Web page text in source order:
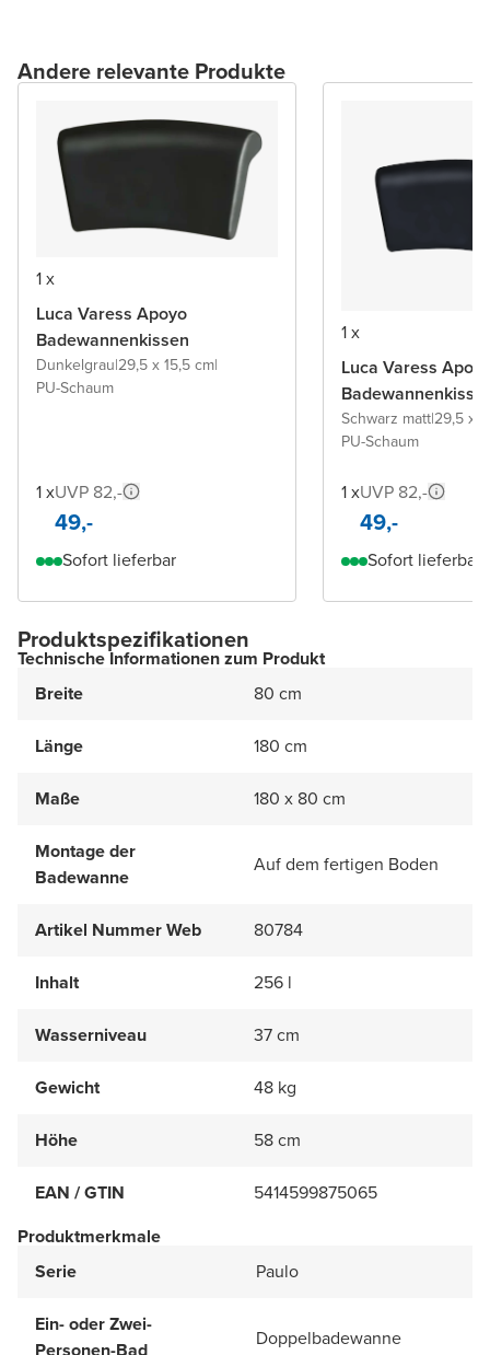
Andere relevante Produkte
1 x
Luca Varess Apoyo
Badewannenkissen
Dunkelgrau|29,5 x 15,5 cm|
PU-Schaum
1 xUVP 82,-
49,-
Sofort lieferbar
1 x
Luca Varess
Schwarz matt|29,5 x
PU-Schaum
1 xUVP 82,-
49,-
Sofort lieferbar
Produktspezifikationen
Technische Informationen zum Produkt
Breite
80 cm
Länge 180 cm
Maße 180 x 80 cm
Montage der
Badewanne
Auf dem fertigen Boden
Artikel Nummer Web 80784
Inhalt 256 l
Wasserniveau 37 cm
Gewicht 48 kg
Höhe 58 cm
EAN / GTIN
5414599875065
Produktmerkmale
Serie
Paulo
Ein- oder Zwei-
Doppelbadewanne